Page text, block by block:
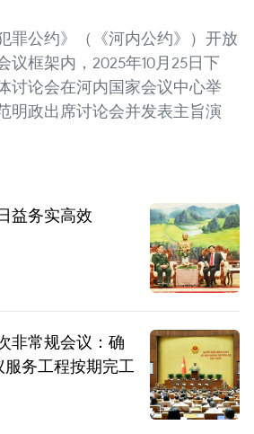
罪公约》（《河内公约》）开放
议框架内，2025年10月25日下
讨论会在河内国家会议中心举
明政出席讨论会并发表主旨演
益务实高效
非常规会议：确
服务工程按期完工